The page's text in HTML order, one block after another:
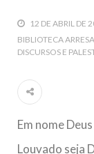
5 DE
Ano Novo
Islâmico no
no ano novo
todos os irmãos
10 DE
12 DE ABRIL DE
BIBLIOTECA
DISCURSOS E
Em nome
Louvado seja